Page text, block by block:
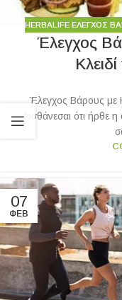
HERBALIFE ΈΛΕΓΧΟΣ
Έλεγχος
Έλεγχος Βάρους με
Αισθάνεσαι ότι ήρθε
07
ΦΕΒ